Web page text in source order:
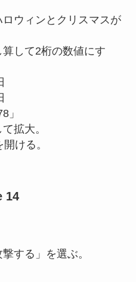
ウィンとクリスマスが
して2桁の数値にす
」
拡大。
ける。
14
する」を選ぶ。